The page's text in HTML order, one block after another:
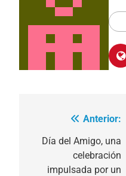
Navegación
de
entradas
Anterior:
Día del Amigo, una
celebración
impulsada por un